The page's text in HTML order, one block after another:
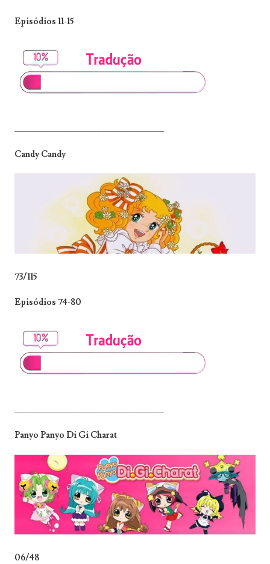
Episódios 11-15
_______________________________
Candy Candy
73/115
Episódios 74-80
_______________________________
Panyo Panyo Di Gi Charat
06/48